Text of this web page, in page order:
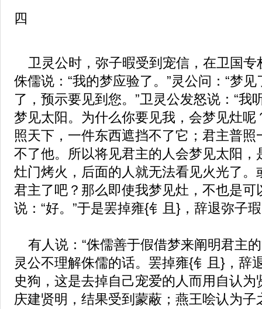
四
卫灵公时，弥子暇受到宠信，在卫国专
侏儒说：“我的梦应验了。”灵公问：“梦见
了，预示要见到您。”卫灵公发怒说：“我
梦见太阳。为什么你要见我，会梦见灶呢
照天下，一件东西遮挡不了它；君主普
不了他。所以将见君主的人会梦见太阳，
灶门烤火，后面的人就无法看见火光了。
君主了吧？那么即使我梦见灶，不也是可
说：“好。”于是罢掉雍{钅且}，辞退弥子
有人说：“侏儒善于假借梦来阐明君主
灵公不理解侏儒的话。罢掉雍{钅且}，辞
史狗，这是去掉自己宠爱的人而用自认
庆建贤明，结果受到蒙蔽；燕王哙认为